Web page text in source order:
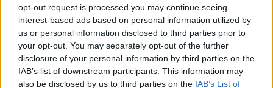
opt-out request is processed you may continue seeing
interest-based ads based on personal information utilized by
us or personal information disclosed to third parties prior to
your opt-out. You may separately opt-out of the further
disclosure of your personal information by third parties on the
IAB’s list of downstream participants. This information may
also be disclosed by us to third parties on the IAB’s List of
SHOWBIZ
Αλεξάνδρα Νίκα: Ξυπόλητη με το πιο
σικ αέρινο φόρεμα πάνω στο
σκάφος – Η βόλτα με τον γιο της
Τι είναι το «σύννεφο φωτιάς» -pyrocumulus ή
πυροσωρείτης: Δείτε βίντεο της πυρκαγιάς στον